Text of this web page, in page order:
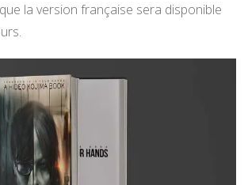
la version française sera disponible